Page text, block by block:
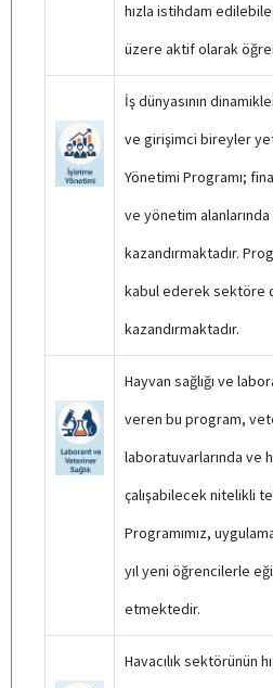
hızla istihdam
üzere aktif olarak
İş dünyasının
ve girişimci bireyler
Yönetimi Programı;
ve yönetim
kazandırmaktadır.
kabul ederek sektöre
kazandırmaktadır.
Hayvan sağlığı ve
veren bu program,
laboratuvarlarında ve
çalışabilecek nitelikli
Programımız,
yıl yeni öğrencilerle
etmektedir.
Havacılık sektörünün